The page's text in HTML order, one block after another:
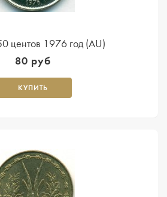
центов 1976 год (AU)
80 руб
КУПИТЬ